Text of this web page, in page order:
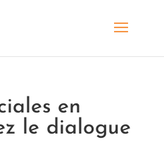
en
le dialogue